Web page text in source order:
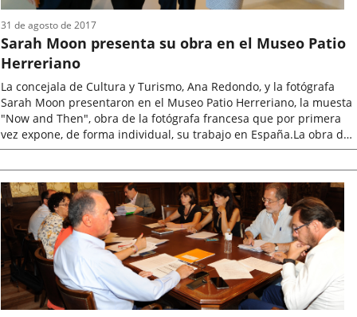
Sarah Moon presenta su obra en el Museo Patio
Herreriano
La concejala de Cultura y Turismo, Ana Redondo, y la fotógrafa
Sarah Moon presentaron en el Museo Patio Herreriano, la muesta
"Now and Then", obra de la fotógrafa francesa que por primera
vez expone, de forma individual, su trabajo en España.La obra de
Sarah...
de
la
noticia
31 de agosto de 2017